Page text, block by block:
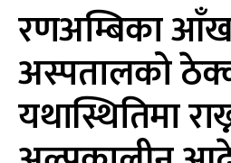
रणअम्बिका
अस्पतालको
यथास्थितिमा